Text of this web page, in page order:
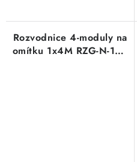
Rozvodnice 4-moduly na
omítku 1x4M RZG-N-1T4